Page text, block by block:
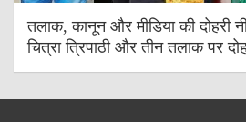
तलाक, कानून और मीडिया की दोहरी
चित्रा त्रिपाठी और तीन तलाक पर